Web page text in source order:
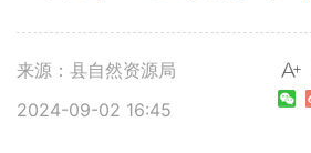
来源：县自然资源局
2024-09-02 16:45